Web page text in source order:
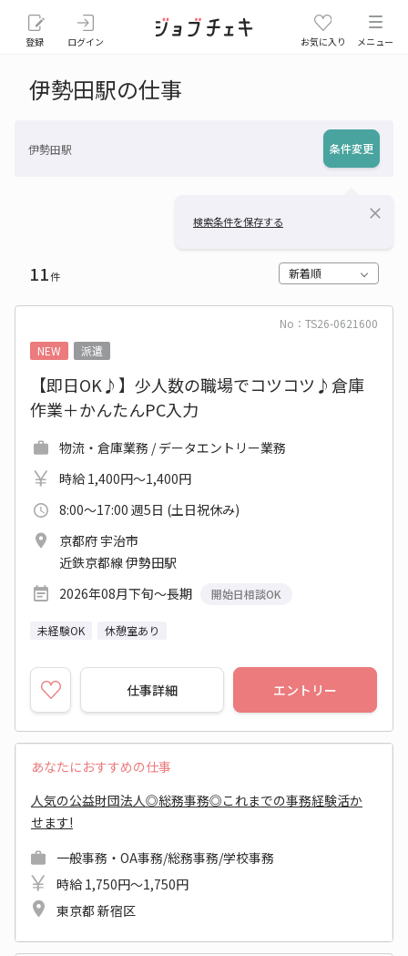
登録 ログイン お気に入り メニュー
伊勢田駅の仕事
伊勢田駅 条件変更
検索条件を保存する close
11件 新着順
No：TS26-0621600
NEW
派遣
【即日OK♪】少人数の職場でコツコツ♪倉庫
作業＋かんたんPC入力
物流・倉庫業務 / データエントリー業務
時給 1,400円～1,400円
8:00～17:00 週5日 (土日祝休み)
京都府 宇治市
近鉄京都線 伊勢田駅
2026年08月下旬～長期
開始日相談OK
未経験OK 休憩室あり
仕事詳細 エントリー
あなたにおすすめの仕事
人気の公益財団法人◎総務事務◎これまでの事務経験活か
せます!
一般事務・OA事務/総務事務/学校事務
時給 1,750円～1,750円
東京都 新宿区